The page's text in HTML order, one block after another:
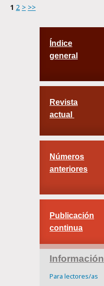
1 2 > >>
Índice
general
Revista
actual
Números
anteriores
Publicación
continua
Información
Para lectores/as